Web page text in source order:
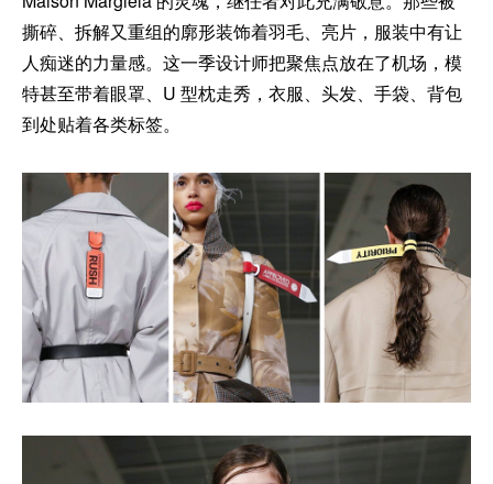
撕碎、拆解又重组的廓形装饰着羽毛、亮片，服装中有让
人痴迷的力量感。这一季设计师把聚焦点放在了机场，模
特甚至带着眼罩、U 型枕走秀，衣服、头发、手袋、背包
到处贴着各类标签。